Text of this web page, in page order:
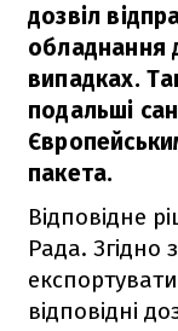
дозвіл
обладнання
випадках.
подальші
пакета.
Відповідне
Рада. Згідно
відповідні